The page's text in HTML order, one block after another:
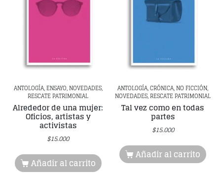
ANTOLOGÍA, ENSAYO, NOVEDADES,
RESCATE PATRIMONIAL
Alrededor de una mujer:
Oficios, artistas y
activistas
$15.000
Añadir al carrito
ANTOLOGÍA, CRÓNICA, NO FICCIÓN,
NOVEDADES, RESCATE PATRIMONIAL
Tal vez como en todas
partes
$15.000
Añadir al carrito